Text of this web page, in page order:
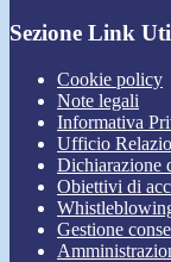
Sezione Link
Cookie policy
Note legali
Informativa
Ufficio
Dichiarazione
Obiettivi di
Gestione